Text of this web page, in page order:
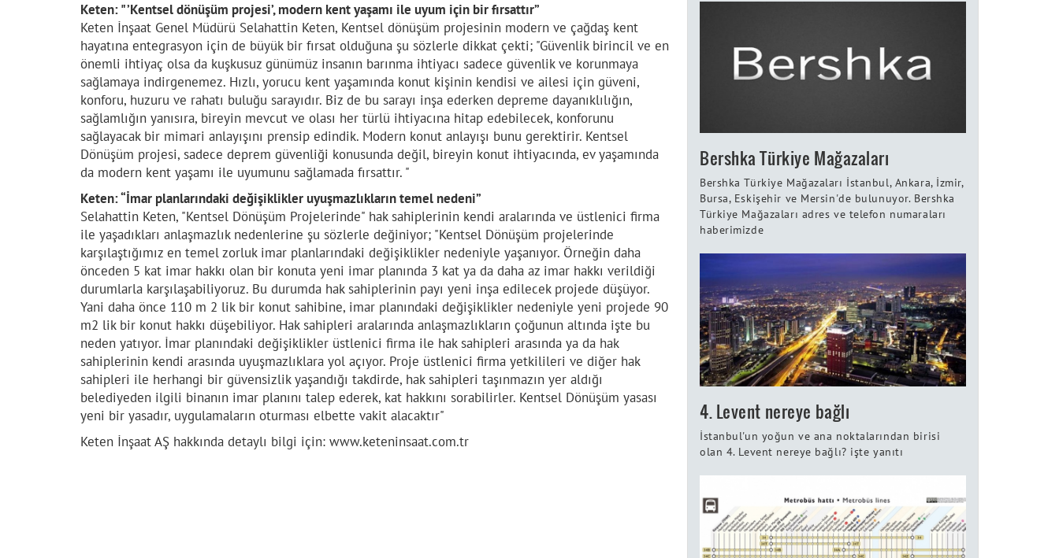
Keten: " ’Kentsel dönüşüm projesi’, modern kent yaşamı ile uyum için bir fırsattır”
Keten İnşaat Genel Müdürü Selahattin Keten, Kentsel dönüşüm projesinin modern ve çağdaş kent
hayatına entegrasyon için de büyük bir fırsat olduğuna şu sözlerle dikkat çekti; "Güvenlik birincil ve en
önemli ihtiyaç olsa da kuşkusuz günümüz insanın barınma ihtiyacı sadece güvenlik ve korunmaya
sağlamaya indirgenemez. Hızlı, yorucu kent yaşamında konut kişinin kendisi ve ailesi için güveni,
konforu, huzuru ve rahatı buluğu sarayıdır. Biz de bu sarayı inşa ederken depreme dayanıklılığın,
sağlamlığın yanısıra, bireyin mevcut ve olası her türlü ihtiyacına hitap edebilecek, konforunu
sağlayacak bir mimari anlayışını prensip edindik. Modern konut anlayışı bunu gerektirir. Kentsel
Dönüşüm projesi, sadece deprem güvenliği konusunda değil, bireyin konut ihtiyacında, ev yaşamında
da modern kent yaşamı ile uyumunu sağlamada fırsattır. "
Keten: “İmar planlarındaki değişiklikler uyuşmazlıkların temel nedeni”
Selahattin Keten, "Kentsel Dönüşüm Projelerinde" hak sahiplerinin kendi aralarında ve üstlenici firma
ile yaşadıkları anlaşmazlık nedenlerine şu sözlerle değiniyor; "Kentsel Dönüşüm projelerinde
karşılaştığımız en temel zorluk imar planlarındaki değişiklikler nedeniyle yaşanıyor. Örneğin daha
önceden 5 kat imar hakkı olan bir konuta yeni imar planında 3 kat ya da daha az imar hakkı verildiği
durumlarla karşılaşabiliyoruz. Bu durumda hak sahiplerinin payı yeni inşa edilecek projede düşüyor.
Yani daha önce 110 m 2 lik bir konut sahibine, imar planındaki değişiklikler nedeniyle yeni projede 90
m2 lik bir konut hakkı düşebiliyor. Hak sahipleri aralarında anlaşmazlıkların çoğunun altında işte bu
neden yatıyor. İmar planındaki değişiklikler üstlenici firma ile hak sahipleri arasında ya da hak
sahiplerinin kendi arasında uyuşmazlıklara yol açıyor. Proje üstlenici firma yetkilileri ve diğer hak
sahipleri ile herhangi bir güvensizlik yaşandığı takdirde, hak sahipleri taşınmazın yer aldığı
belediyeden ilgili binanın imar planını talep ederek, kat hakkını sorabilirler. Kentsel Dönüşüm yasası
yeni bir yasadır, uygulamaların oturması elbette vakit alacaktır"
Keten İnşaat AŞ hakkında detaylı bilgi için: www.keteninsaat.com.tr
Bershka Türkiye Mağazaları
Bershka Türkiye Mağazaları İstanbul, Ankara, İzmir,
Bursa, Eskişehir ve Mersin'de bulunuyor. Bershka
Türkiye Mağazaları adres ve telefon numaraları
haberimizde
4. Levent nereye bağlı
İstanbul'un yoğun ve ana noktalarından birisi
olan 4. Levent nereye bağlı? işte yanıtı